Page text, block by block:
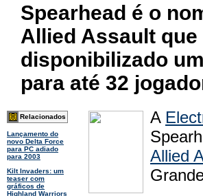
Spearhead é o
Allied Assault que
disponibilizado
para até 32
Relacionados
Lançamento do
novo Delta Force
para PC adiado
para 2003
Kilt Invaders: um
teaser com
gráficos de
Highland Warriors
A
Allied